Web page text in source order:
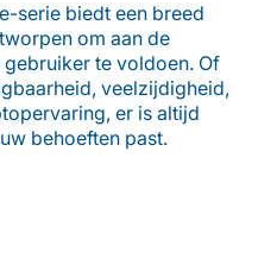
serie biedt een breed
om aan de
te voldoen. Of
veelzijdigheid,
er is altijd
behoeften past.